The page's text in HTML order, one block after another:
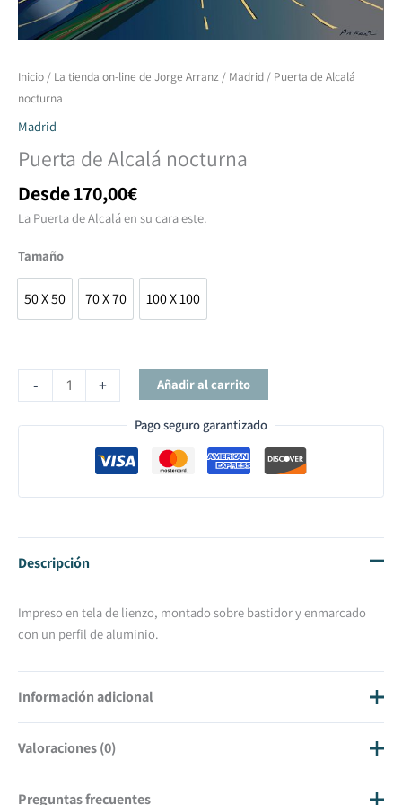
Inicio / La tienda on-line de Jorge Arranz / Madrid / Puerta de Alcalá
nocturna
Madrid
Puerta de Alcalá nocturna
Desde170,00€
La Puerta de Alcalá en su cara este.
Tamaño
50 X 50
50 X 50
70 X 70
70 X 70
100 X 100
100 X 100
-
Puerta
de
Alcalá
cantidad
+ Añadir al carrito
Pago seguro garantizado
Descripción
Impreso en tela de lienzo, montado sobre bastidor y enmarcado
con un perfil de aluminio.
Información adicional
Tamaño
Valoraciones (0)
No hay valoraciones aún.
Preguntas frecuentes